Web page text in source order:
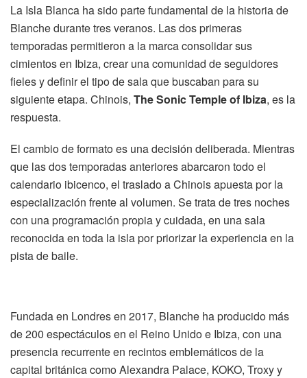
La Isla Blanca ha sido parte fundamental de la historia de
Blanche durante tres veranos. Las dos primeras
temporadas permitieron a la marca consolidar sus
cimientos en Ibiza, crear una comunidad de seguidores
fieles y definir el tipo de sala que buscaban para su
siguiente etapa. Chinois, The Sonic Temple of Ibiza, es la
respuesta.
El cambio de formato es una decisión deliberada. Mientras
que las dos temporadas anteriores abarcaron todo el
calendario ibicenco, el traslado a Chinois apuesta por la
especialización frente al volumen. Se trata de tres noches
con una programación propia y cuidada, en una sala
reconocida en toda la isla por priorizar la experiencia en la
pista de baile.
Fundada en Londres en 2017, Blanche ha producido más
de 200 espectáculos en el Reino Unido e Ibiza, con una
presencia recurrente en recintos emblemáticos de la
capital británica como Alexandra Palace, KOKO, Troxy y